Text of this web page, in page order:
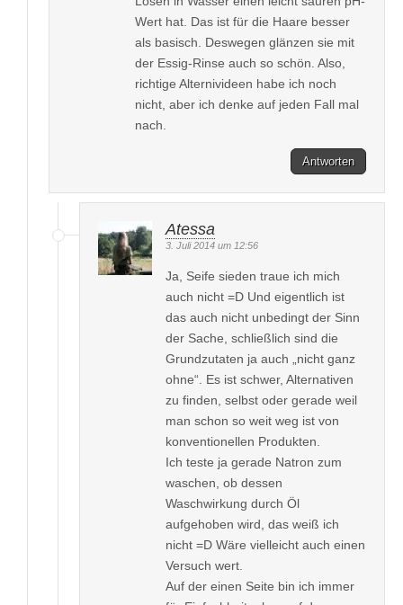
Wert hat. Das ist für die Haare besser
als basisch. Deswegen glänzen sie mit
der Essig-Rinse auch so schön. Also,
richtige Alternivideen habe ich noch
nicht, aber ich denke auf jeden Fall mal
nach.
Antworten
Atessa
3. Juli 2014 um 12:56
Ja, Seife sieden traue ich mich
auch nicht =D Und eigentlich ist
das auch nicht unbedingt der Sinn
der Sache, schließlich sind die
Grundzutaten ja auch „nicht ganz
ohne“. Es ist schwer, Alternativen
zu finden, selbst oder gerade weil
man schon so weit weg ist von
konventionellen Produkten.
Ich teste ja gerade Natron zum
waschen, ob dessen
Waschwirkung durch Öl
aufgehoben wird, das weiß ich
nicht =D Wäre vielleicht auch einen
Versuch wert.
Auf der einen Seite bin ich immer